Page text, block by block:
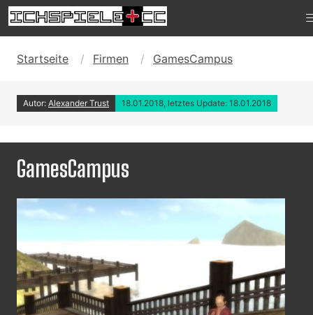
Startseite Firmen GamesCampus
Autor: Alexander Trust 18.01.2018, letztes Update: 18.01.2018
GamesCampus